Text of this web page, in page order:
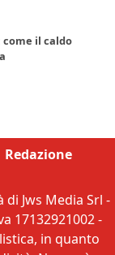
come il caldo
Redazione
Jws Media Srl -
17132921002 -
in quanto